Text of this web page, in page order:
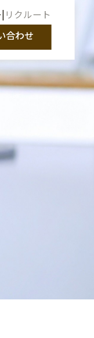
|リクルート
合わせ